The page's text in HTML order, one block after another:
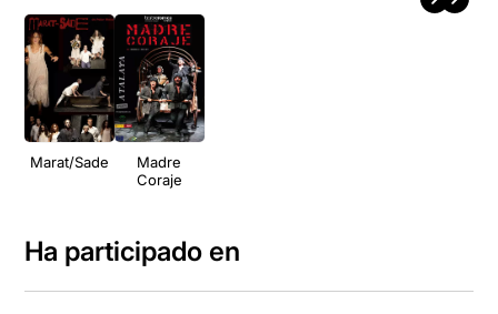
Marat/Sade
Madre
Coraje
Ha participado en